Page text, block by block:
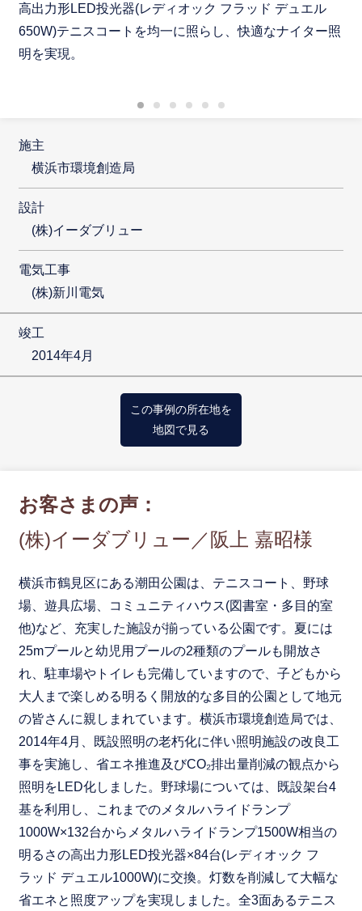
高出力形LED投光器(レディオック フラッド デュエル
650W)テニスコートを均一に照らし、快適なナイター照
明を実現。
施主
横浜市環境創造局
設計
(株)イーダブリュー
電気工事
(株)新川電気
竣工
2014年4月
この事例の所在地を
地図で見る
お客さまの声：
(株)イーダブリュー／阪上 嘉昭様
横浜市鶴見区にある潮田公園は、テニスコート、野球
場、遊具広場、コミュニティハウス(図書室・多目的室
他)など、充実した施設が揃っている公園です。夏には
25mプールと幼児用プールの2種類のプールも開放さ
れ、駐車場やトイレも完備していますので、子どもから
大人まで楽しめる明るく開放的な多目的公園として地元
の皆さんに親しまれています。横浜市環境創造局では、
2014年4月、既設照明の老朽化に伴い照明施設の改良工
事を実施し、省エネ推進及びCO₂排出量削減の観点から
照明をLED化しました。野球場については、既設架台4
基を利用し、これまでのメタルハライドランプ
1000W×132台からメタルハライドランプ1500W相当の
明るさの高出力形LED投光器×84台(レディオック フ
ラッド デュエル1000W)に交換。灯数を削減して大幅な
省エネと照度アップを実現しました。全3面あるテニス